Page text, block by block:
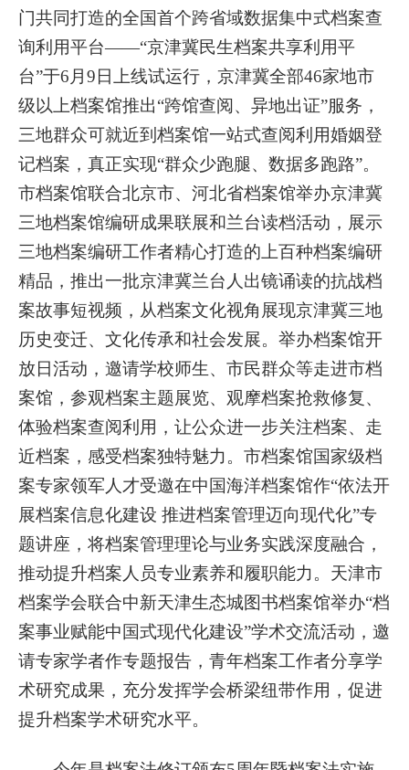
门共同打造的全国首个跨省域数据集中式档案查
询利用平台——“京津冀民生档案共享利用平
台”于6月9日上线试运行，京津冀全部46家地市
级以上档案馆推出“跨馆查阅、异地出证”服务，
三地群众可就近到档案馆一站式查阅利用婚姻登
记档案，真正实现“群众少跑腿、数据多跑路”。
市档案馆联合北京市、河北省档案馆举办京津冀
三地档案馆编研成果联展和兰台读档活动，展示
三地档案编研工作者精心打造的上百种档案编研
精品，推出一批京津冀兰台人出镜诵读的抗战档
案故事短视频，从档案文化视角展现京津冀三地
历史变迁、文化传承和社会发展。举办档案馆开
放日活动，邀请学校师生、市民群众等走进市档
案馆，参观档案主题展览、观摩档案抢救修复、
体验档案查阅利用，让公众进一步关注档案、走
近档案，感受档案独特魅力。市档案馆国家级档
案专家领军人才受邀在中国海洋档案馆作“依法开
展档案信息化建设 推进档案管理迈向现代化”专
题讲座，将档案管理理论与业务实践深度融合，
推动提升档案人员专业素养和履职能力。天津市
档案学会联合中新天津生态城图书档案馆举办“档
案事业赋能中国式现代化建设”学术交流活动，邀
请专家学者作专题报告，青年档案工作者分享学
术研究成果，充分发挥学会桥梁纽带作用，促进
提升档案学术研究水平。